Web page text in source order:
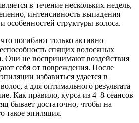
в течение нескольких недель,
интенсивность выпадения
особенностей структуры волоса.
погибают только активно
спящих волосяных
Они не воспринимают воздействия
себя от повреждения. После
избавиться удается в
а для оптимального результата
Как правило, курса из 4–8 сеансов
бывает достаточно, чтобы на
такое эпиляция.